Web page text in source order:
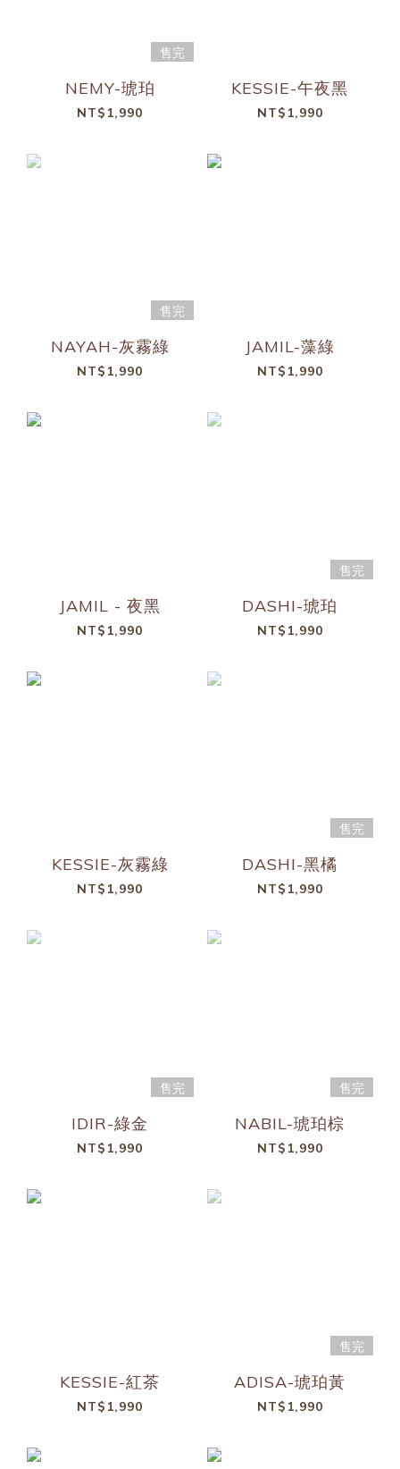
售完
NEMY-琥珀
NT$1,990
KESSIE-午夜黑
NT$1,990
售完
NAYAH-灰霧綠
NT$1,990
JAMIL-藻綠
NT$1,990
JAMIL - 夜黑
NT$1,990
售完
DASHI-琥珀
NT$1,990
KESSIE-灰霧綠
NT$1,990
售完
DASHI-黑橘
NT$1,990
售完
IDIR-綠金
NT$1,990
售完
NABIL-琥珀棕
NT$1,990
KESSIE-紅茶
NT$1,990
售完
ADISA-琥珀黃
NT$1,990